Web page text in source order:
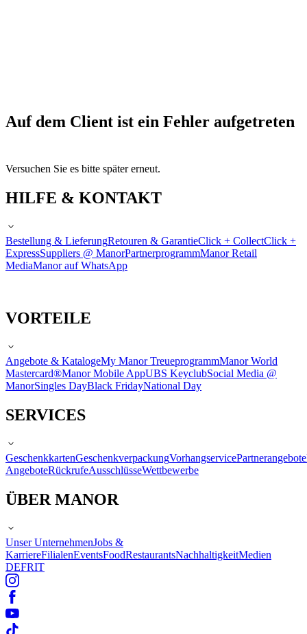
Auf dem Client ist ein Fehler aufgetreten
Versuchen Sie es bitte später erneut.
HILFE & KONTAKT
Bestellung & LieferungRetouren & GarantieClick + CollectClick +
ExpressSuppliers @ ManorPartnerprogrammManor Retail
MediaManor auf WhatsApp
VORTEILE
Angebote & KatalogeMy Manor TreueprogrammManor World
Mastercard®Manor Mobile AppUBS KeyclubSocial Media @
ManorSingles DayBlack FridayNational Day
SERVICES
GeschenkkartenGeschenkverpackungVorhangservicePartnerangebote
AngeboteRückrufeAusschlüsseWettbewerbe
ÜBER MANOR
Unser UnternehmenJobs &
KarriereFilialenEventsFoodRestaurantsNachhaltigkeitMedien
DEFRIT